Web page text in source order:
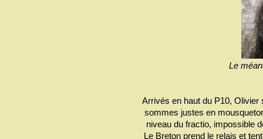
Le
Arrivés en haut du P10, Olivier
sommes justes en
niveau du fractio, impossible
Le Breton prend le relais et